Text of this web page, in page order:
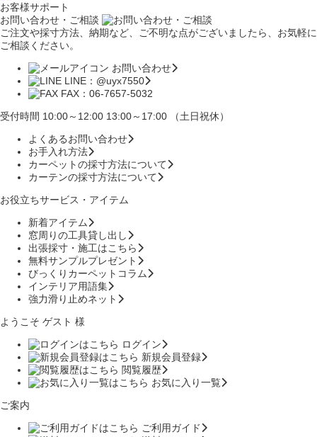
お客様サポート
お問い合わせ・ご相談
ご注文や採寸方法、納期など、ご不明な点がございましたら、お気軽に
ご相談ください。
お問い合わせ
LINE：@uyx7550
FAX：06-7657-5032
受付時間 10:00～12:00 13:00～17:00 （土日祝休）
よくあるお問い合わせ
お手入れ方法
カーペットの採寸方法について
カーテンの採寸方法について
お役立ちサービス・アイテム
新着アイテム
窓周りの工具貸し出し
出張採寸・施工はこちら
無料サンプルプレゼント
びっくりカーペットコラム
インテリア用語集
強力滑り止めネット
ようこそ ゲスト 様
ログイン
新規会員登録
閲覧履歴
お気に入り一覧
ご案内
ご利用ガイド